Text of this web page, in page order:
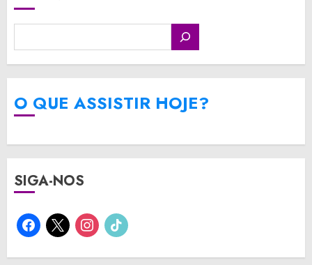
O QUE ASSISTIR HOJE?
SIGA-NOS
facebook
x instagram
tiktok